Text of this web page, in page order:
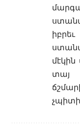
տայ
չպիտի